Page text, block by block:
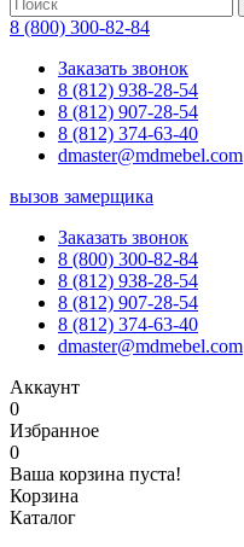
8 (800) 300-82-84
Заказать звонок
8 (812) 938-28-54
8 (812) 907-28-54
8 (812) 374-63-40
dmaster@mdmebel.com
вызов замерщика
Заказать звонок
8 (800) 300-82-84
8 (812) 938-28-54
8 (812) 907-28-54
8 (812) 374-63-40
dmaster@mdmebel.com
Аккаунт
0
Избранное
0
Ваша корзина пуста!
Корзина
Каталог